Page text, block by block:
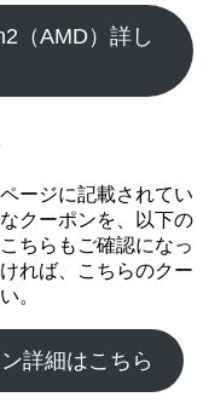
（AMD）詳し
ージに記載されてい
クーポンを、以下の
ちらもご確認になっ
れば、こちらのクー
。
詳細はこちら